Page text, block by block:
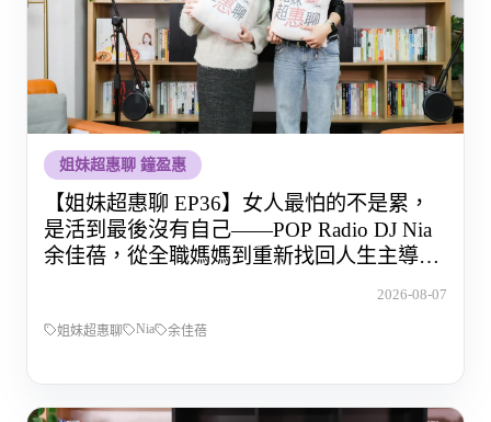
姐妹超惠聊 鐘盈惠
【姐妹超惠聊 EP36】女人最怕的不是累，
是活到最後沒有自己——POP Radio DJ Nia
余佳蓓，從全職媽媽到重新找回人生主導權
2026-08-07
姐妹超惠聊 Nia 余佳蓓